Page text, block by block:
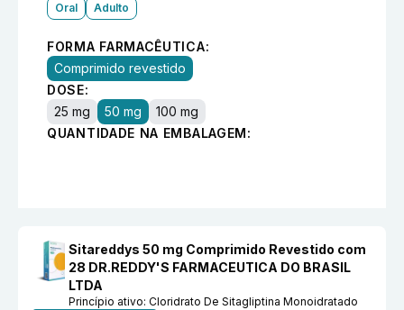
Oral Adulto
FORMA FARMACÊUTICA:
Comprimido revestido
DOSE:
25 mg
50 mg
100 mg
QUANTIDADE NA EMBALAGEM:
Sitareddys 50 mg Comprimido Revestido com
28 DR.REDDY'S FARMACEUTICA DO BRASIL
LTDA
Princípio ativo:Cloridrato De Sitagliptina Monoidratado